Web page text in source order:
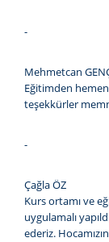
-
Mehmetcan
Eğitimden
teşekkürler
-
Çağla ÖZ
Kurs ortamı ve
uygulamalı
ederiz.